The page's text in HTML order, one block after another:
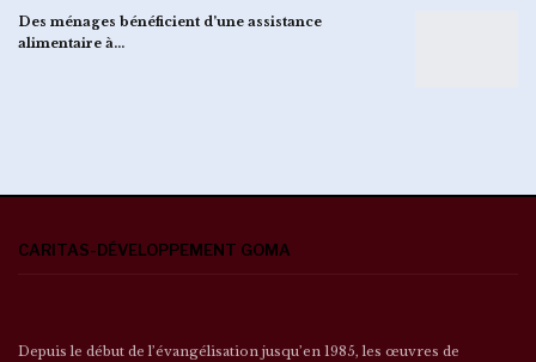
Des ménages bénéficient d’une assistance
alimentaire à…
CARITAS-DÉVELOPPEMENT GOMA
Depuis le début de l’évangélisation jusqu’en 1985, les œuvres de